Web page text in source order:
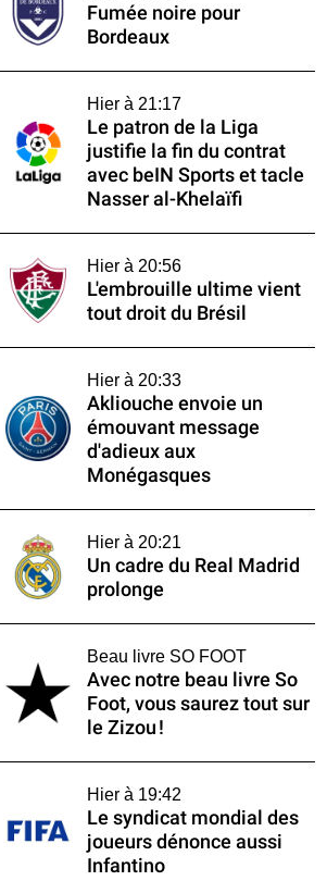
Fumée noire pour
Bordeaux
Hier à 21:17
Le patron de la Liga
justifie la fin du contrat
avec beIN Sports et tacle
Nasser al-Khelaïfi
Hier à 20:56
L'embrouille ultime vient
tout droit du Brésil
Hier à 20:33
Akliouche envoie un
émouvant message
d'adieux aux
Monégasques
Hier à 20:21
Un cadre du Real Madrid
prolonge
Beau livre SO FOOT
Avec notre beau livre So
Foot, vous saurez tout sur
le Zizou !
Hier à 19:42
Le syndicat mondial des
joueurs dénonce aussi
Infantino